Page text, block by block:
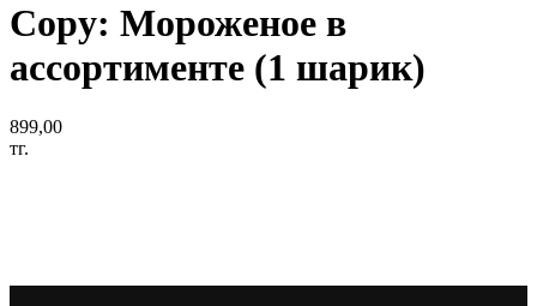
Copy: Мороженое в
ассортименте (1 шарик)
899,00
тг.